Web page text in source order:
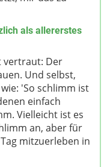
als allererstes
vertraut: Der
Und selbst,
'So schlimm ist
einfach
Vielleicht ist es
an, aber für
mitzuerleben in